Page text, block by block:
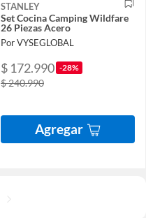
STANLEY
Set Cocina Camping Wildfare
26 Piezas Acero
Por VYSEGLOBAL
$ 172.990 -28%
$ 240.990
Agregar